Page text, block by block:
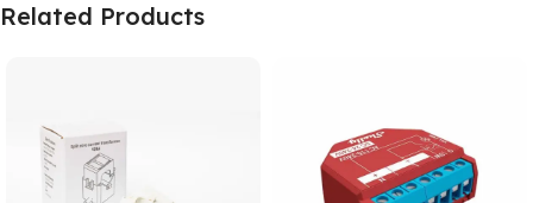
Related Products